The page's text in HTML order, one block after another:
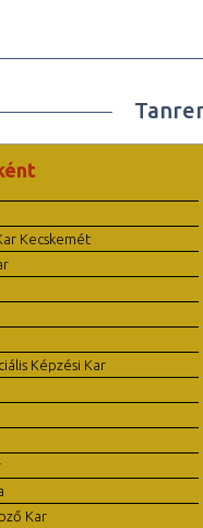
Kecskemét
Képzési Kar
Kar